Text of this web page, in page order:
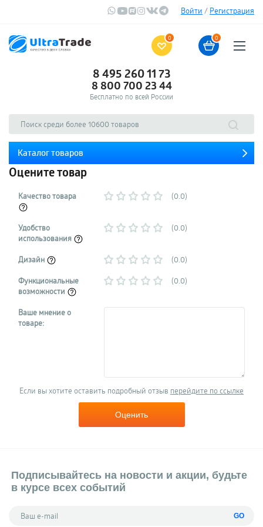
Войти / Регистрация
0 0
8 495 260 11 73
8 800 700 23 44
Бесплатно по всей России
Каталог товаров
Оцените товар
Качество товара (0.0)
Удобство
использования
(0.0)
Дизайн
(0.0)
Функциональные
возможности
(0.0)
Ваше мнение о
товаре:
Если вы хотите оставить подробный отзыв перейдите по ссылке
Оценить
Подписывайтесь на новости и акции, будьте
в курсе всех событий
GO